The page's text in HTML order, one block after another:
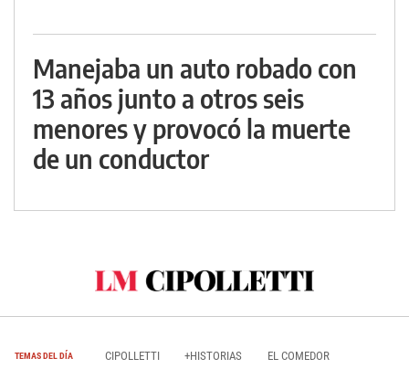
Manejaba un auto robado con
13 años junto a otros seis
menores y provocó la muerte
de un conductor
TEMAS DEL DÍA CIPOLLETTI +HISTORIAS EL COMEDOR